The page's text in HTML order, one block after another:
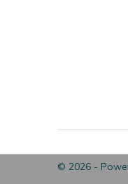
© 2026 -